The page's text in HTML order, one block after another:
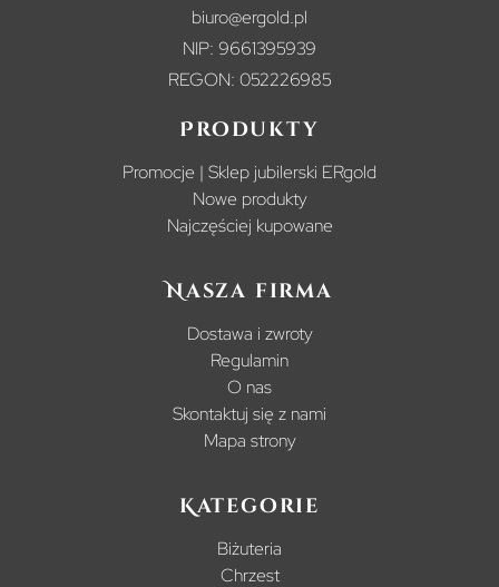
biuro@ergold.pl
NIP: 9661395939
REGON: 052226985
Produkty
Promocje | Sklep jubilerski ERgold
Nowe produkty
Najczęściej kupowane
Nasza firma
Dostawa i zwroty
Regulamin
O nas
Skontaktuj się z nami
Mapa strony
Kategorie
Biżuteria
Chrzest